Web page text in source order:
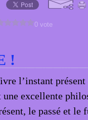
0 vote
!
l’instant présent
une excellente
le passé et le